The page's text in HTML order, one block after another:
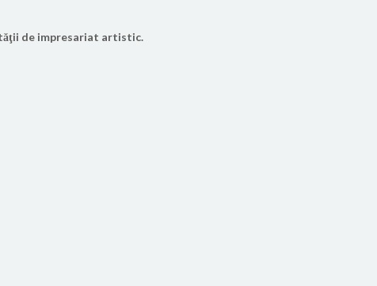
de impresariat artistic.